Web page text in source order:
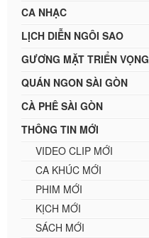
CA NHẠC
LỊCH DIỄN NGÔI SAO
GƯƠNG MẶT TRIỂN VỌNG
QUÁN NGON SÀI GÒN
CÀ PHÊ SÀI GÒN
THÔNG TIN MỚI
VIDEO CLIP MỚI
CA KHÚC MỚI
PHIM MỚI
KỊCH MỚI
SÁCH MỚI